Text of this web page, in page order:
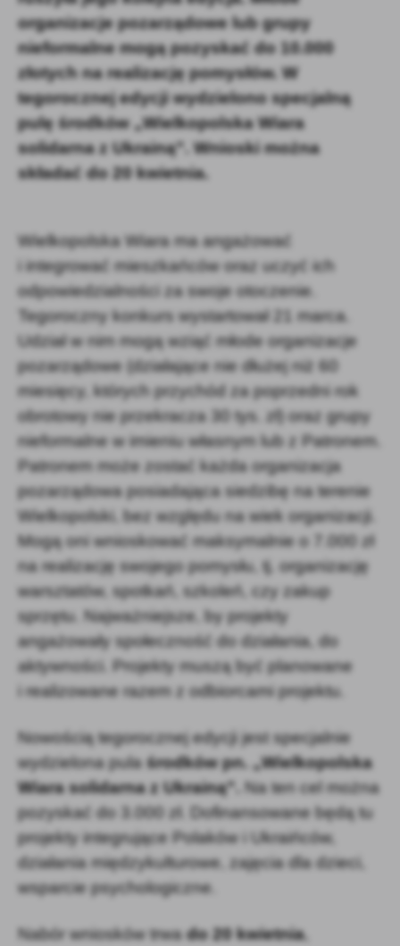
organizacje pozarządowe lub grupy
nieformalne mogą pozyskać do 10.000
złotych na realizację pomysłów. W
tegorocznej edycji wydzielono specjalną
pulę środków „Wielkopolska Wiara
solidarna z Ukrainą”. Wnioski można
składać do 20 kwietnia.
Wielkopolska Wiara ma angażować
i integrować mieszkańców oraz uczyć ich
odpowiedzialności za swoje otoczenie.
Tegoroczny konkurs wystartował 21 marca.
Udział w nim mogą wziąć młode organizacje
pozarządowe (działające nie dłużej niż 60
miesięcy, których przychód za poprzedni rok
obrotowy nie przekracza 30 tys. zł) oraz grupy
nieformalne w imieniu własnym lub z Patronem.
Patronem może zostać każda organizacja
pozarządowa posiadająca siedzibę na terenie
Wielkopolski, bez względu na wiek organizacji.
Mogą oni wnioskować maksymalnie o 7.000 zł
na realizację swojego pomysłu, tj. organizację
warsztatów, spotkań, szkoleń, czy zakup
sprzętu. Najważniejsze, by projekty
angażowały społeczność do działania, do
aktywności. Projekty muszą być planowane
i realizowane razem z odbiorcami projektu.
Nowością tegorocznej edycji jest specjalnie
wydzielona pula środków pn. „Wielkopolska
Wiara solidarna z Ukrainą”.
Na ten cel można
pozyskać do 3.000 zł. Dofinansowane będą tu
projekty integrujące Polaków i Ukraińców,
działania międzykulturowe, zajęcia dla dzieci,
wsparcie psychologiczne.
Nabór wniosków trwado 20 kwietnia,